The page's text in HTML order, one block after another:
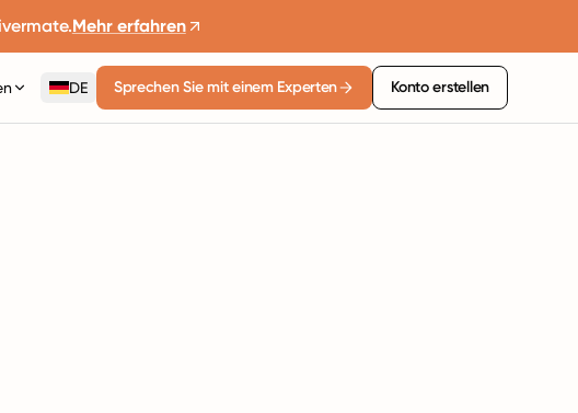
Mehr erfahren
DE Sprechen Sie mit einem Experten Konto erstellen